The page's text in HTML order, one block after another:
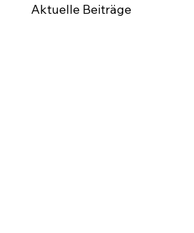
Aktuelle Beiträge